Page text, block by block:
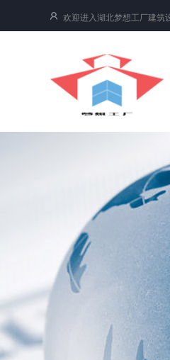
欢迎进入湖北梦想工厂建筑